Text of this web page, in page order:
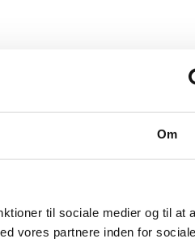
Om
til sociale medier og til at
vores partnere inden for